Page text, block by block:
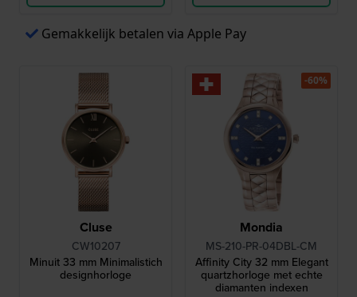
Gemakkelijk betalen via Apple Pay
Cluse
CW10207
Minuit 33 mm Minimalistich
designhorloge
Mondia
MS-210-PR-04DBL-CM
Affinity City 32 mm Elegant
quartzhorloge met echte
diamanten indexen
-60%